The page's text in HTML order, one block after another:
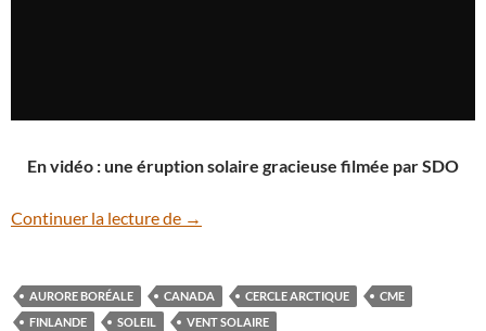
En vidéo : une éruption solaire gracieuse filmée par SDO
Continuer la lecture de Festival d’aurores boréales depuis
→
AURORE BORÉALE CANADA CERCLE ARCTIQUE
CME
FINLANDE
SOLEIL VENT SOLAIRE